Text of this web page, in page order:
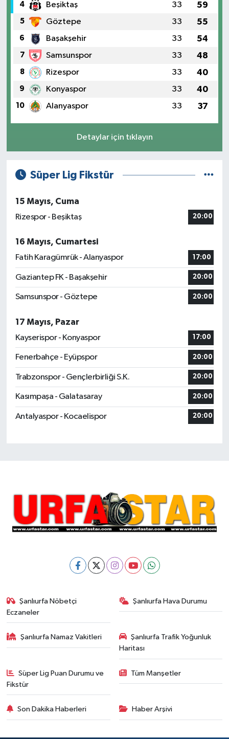
4 Beşiktaş 33 59
5 Göztepe 33 55
6 Başakşehir 33 54
7 Samsunspor 33 48
8 Rizespor 33 40
9 Konyaspor 33 40
10 Alanyaspor 33 37
Detaylar için tıklayın
Süper Lig Fikstür
15 Mayıs, Cuma
Rizespor - Beşiktaş
20:00
16 Mayıs, Cumartesi
Fatih Karagümrük - Alanyaspor
17:00
Gaziantep FK - Başakşehir 20:00
Samsunspor - Göztepe 20:00
17 Mayıs, Pazar
Kayserispor - Konyaspor
17:00
Fenerbahçe - Eyüpspor 20:00
Trabzonspor - Gençlerbirliği S.K. 20:00
Kasımpaşa - Galatasaray 20:00
Antalyaspor - Kocaelispor 20:00
Şanlıurfa Nöbetçi
Eczaneler
Şanlıurfa Hava Durumu
Şanlıurfa Namaz Vakitleri
Şanlıurfa Trafik Yoğunluk
Haritası
Süper Lig Puan Durumu ve
Fikstür
Tüm Manşetler
Son Dakika Haberleri Haber Arşivi